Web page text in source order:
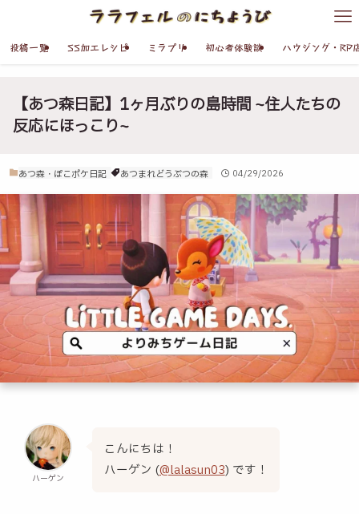
投稿一覧 SS加工レシピ ミラプリ 初心者体験談 ハウジング・RP
【あつ森日記】1ヶ月ぶりの島時間 ~住人たちの
反応にほっこり~
あつ森・ぽこポケ日記 あつまれどうぶつの森 04/29/2026
ハーゲン
こんにちは！
ハーゲン (@lalasun03) です！